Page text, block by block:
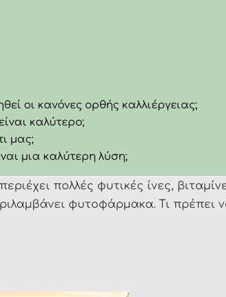
οι κανόνες ορθής καλλιέργειας;
καλύτερο;
μας;
μια καλύτερη λύση;
πολλές φυτικές ίνες,
φυτοφάρμακα. Τι πρέπει